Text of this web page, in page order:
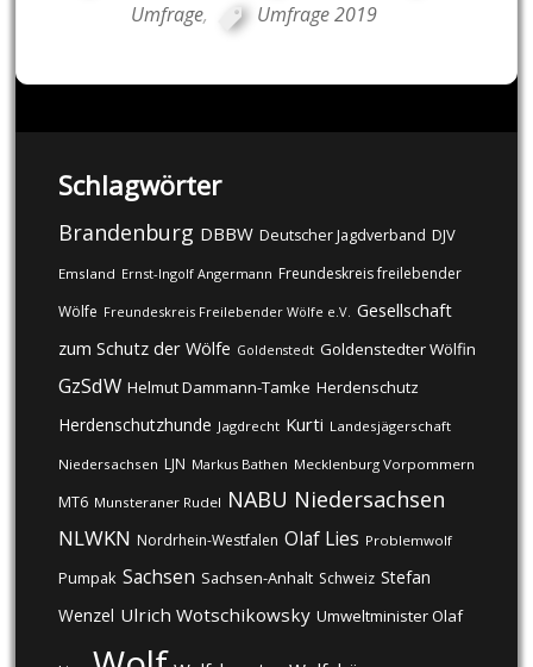
Umfrage, Umfrage 2019
Schlagwörter
Brandenburg DBBW Deutscher Jagdverband DJV
Emsland Ernst-Ingolf Angermann Freundeskreis freilebender
Wölfe Freundeskreis Freilebender Wölfe e.V. Gesellschaft
zum Schutz der Wölfe Goldenstedt Goldenstedter Wölfin
GzSdW Helmut Dammann-Tamke Herdenschutz
Herdenschutzhunde Jagdrecht Kurti Landesjägerschaft
Niedersachsen LJN Markus Bathen Mecklenburg Vorpommern
MT6 Munsteraner Rudel NABU Niedersachsen
NLWKN Nordrhein-Westfalen Olaf Lies Problemwolf
Pumpak Sachsen Sachsen-Anhalt Schweiz Stefan
Wenzel Ulrich Wotschikowsky Umweltminister Olaf